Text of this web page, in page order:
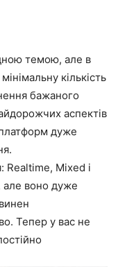
темою, але в
кількість
бажаного
аспектів
дуже
Realtime, Mixed і
але воно дуже
Тепер у вас не